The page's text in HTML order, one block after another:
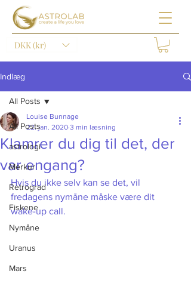
DKK (kr)
Indlæg
All Posts
astrologi
Merkur
Retrograd
Fiskene
Nymåne
Uranus
Mars
All Posts
Klamrer du dig til det, der
var engang?
Louise Bunnage
22. jan. 2020 3 min læsning
Hvis du ikke selv kan se det, vil
fredagens nymåne måske være dit
wake-up call.